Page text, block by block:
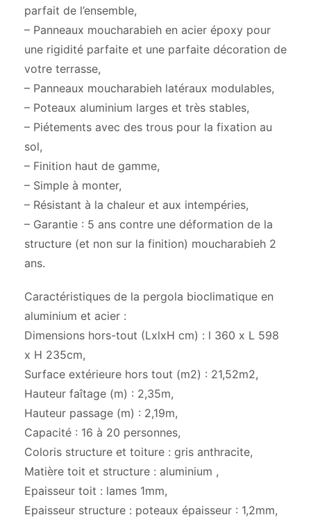
parfait de l’ensemble,
– Panneaux moucharabieh en acier époxy pour
une rigidité parfaite et une parfaite décoration de
votre terrasse,
– Panneaux moucharabieh latéraux modulables,
– Poteaux aluminium larges et très stables,
– Piétements avec des trous pour la fixation au
sol,
– Finition haut de gamme,
– Simple à monter,
– Résistant à la chaleur et aux intempéries,
– Garantie : 5 ans contre une déformation de la
structure (et non sur la finition) moucharabieh 2
ans.
Caractéristiques de la pergola bioclimatique en
aluminium et acier :
Dimensions hors-tout (LxlxH cm) : l 360 x L 598
x H 235cm,
Surface extérieure hors tout (m2) : 21,52m2,
Hauteur faîtage (m) : 2,35m,
Hauteur passage (m) : 2,19m,
Capacité : 16 à 20 personnes,
Coloris structure et toiture : gris anthracite,
Matière toit et structure : aluminium ,
Epaisseur toit : lames 1mm,
Epaisseur structure : poteaux épaisseur : 1,2mm,